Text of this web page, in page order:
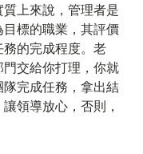
上來說，管理者是
標的職業，其評價
的完成程度。老
交給你打理，你就
完成任務，拿出結
領導放心，否則，